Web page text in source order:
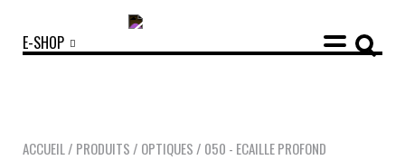
E-SHOP
ACCUEIL / PRODUITS / OPTIQUES / 050 - ECAILLE PROFOND